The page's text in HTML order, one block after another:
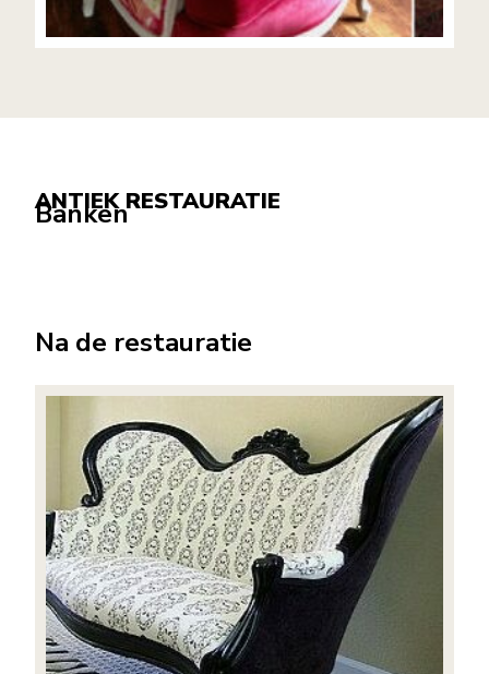
ANTIEK RESTAURATIE
Banken
Na de restauratie